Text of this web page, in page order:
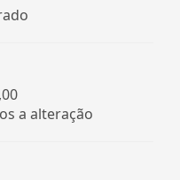
a alteração